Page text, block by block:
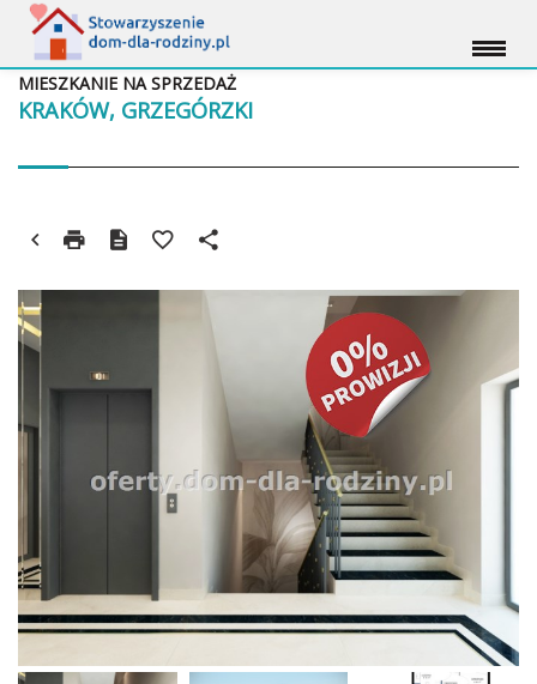
KRAKÓW, GRZEGÓRZKI
MIESZKANIE NA SPRZEDAŻ